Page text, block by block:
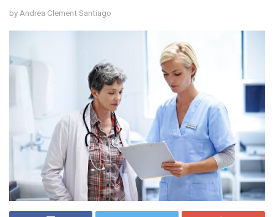
by Andrea Clement Santiago